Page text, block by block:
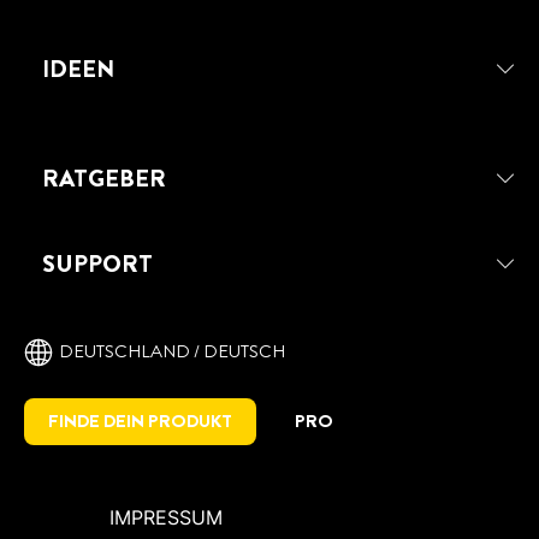
IDEEN
RATGEBER
SUPPORT
DEUTSCHLAND / DEUTSCH
FINDE DEIN PRODUKT PRO
IMPRESSUM